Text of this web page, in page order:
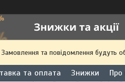
Замовлення та повідомлення будуть
та оплата Знижки Про